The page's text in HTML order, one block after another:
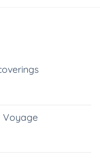
Voyage